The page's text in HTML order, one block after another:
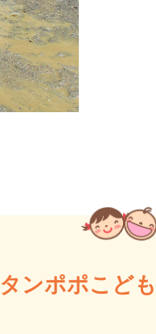
タンポポこど